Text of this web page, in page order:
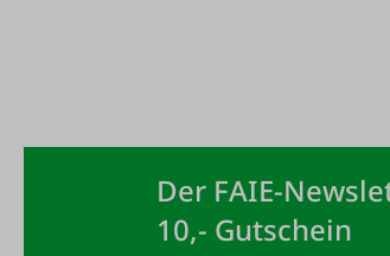
Der FAIE-
10,- Gutschein